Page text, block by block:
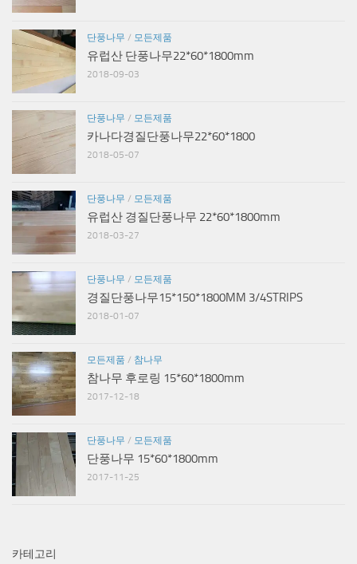
단풍나무 / 모든제품
유럽산 단풍나무22*60*1800mm
2018-09-03
단풍나무 / 모든제품
카나다경질단풍나무22*60*1800
2018-05-07
단풍나무 / 모든제품
유럽산 경질단풍나무 22*60*1800mm
2018-03-27
단풍나무 / 모든제품
경질단풍나무15*150*1800MM 3/4STRIPS
2018-01-07
모든제품 / 참나무
참나무 후로링 15*60*1800mm
2017-12-18
단풍나무 / 모든제품
단풍나무 15*60*1800mm
2017-11-25
카테고리